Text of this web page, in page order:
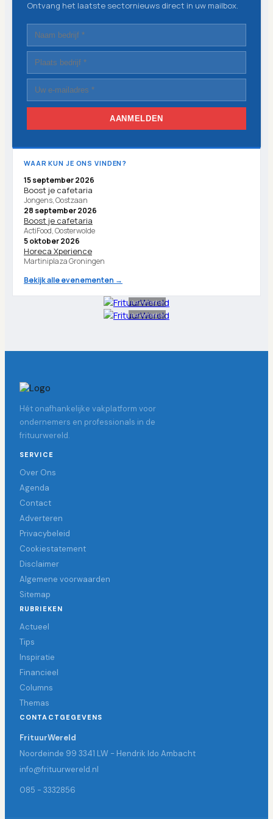
Ontvang het laatste sectornieuws direct in uw mailbox.
AANMELDEN
WAAR KUN JE ONS VINDEN?
15 september 2026
Boost je cafetaria
Jongens, Oostzaan
28 september 2026
Boost je cafetaria
ActiFood, Oosterwolde
5 oktober 2026
Horeca Xperience
Martiniplaza Groningen
Bekijk alle evenementen →
Advertentie
Advertentie
Hét onafhankelijke vakplatform voor
ondernemers en professionals in de
frituurwereld.
SERVICE
Over Ons
Agenda
Contact
Adverteren
Privacybeleid
Cookiestatement
Disclaimer
Algemene voorwaarden
Sitemap
RUBRIEKEN
Actueel
Tips
Inspiratie
Financieel
Columns
Themas
CONTACTGEGEVENS
FrituurWereld
Noordeinde 99 3341 LW - Hendrik Ido Ambacht
info@frituurwereld.nl
085 - 3332856